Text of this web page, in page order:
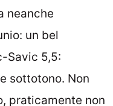
neanche
un bel
Savic 5,5:
sottotono. Non
praticamente non